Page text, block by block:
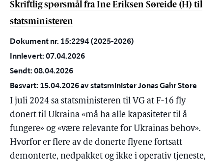
Skriftlig spørsmål fra Ine Eriksen Søreide (H) til
statsministeren
Dokument nr. 15:2294 (2025-2026)
Innlevert: 07.04.2026
Sendt: 08.04.2026
Besvart: 15.04.2026 av statsminister Jonas Gahr Støre
I juli 2024 sa statsministeren til VG at F-16 fly
donert til Ukraina «må ha alle kapasiteter til å
fungere» og «være relevante for Ukrainas behov».
Hvorfor er flere av de donerte flyene fortsatt
demonterte, nedpakket og ikke i operativ tjeneste,